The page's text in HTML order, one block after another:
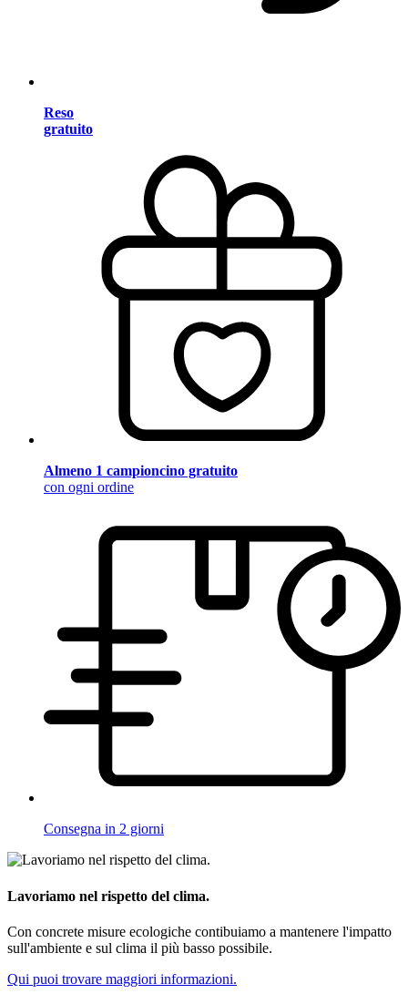
Reso
gratuito
Almeno 1 campioncino gratuito
con ogni ordine
Consegna in 2 giorni
Lavoriamo nel rispetto del clima.
Con concrete misure ecologiche contibuiamo a mantenere l'impatto
sull'ambiente e sul clima il più basso possibile.
Qui puoi trovare maggiori informazioni.